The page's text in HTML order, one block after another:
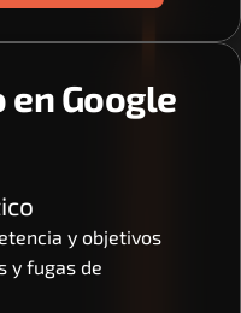
Google
y objetivos
y fugas de